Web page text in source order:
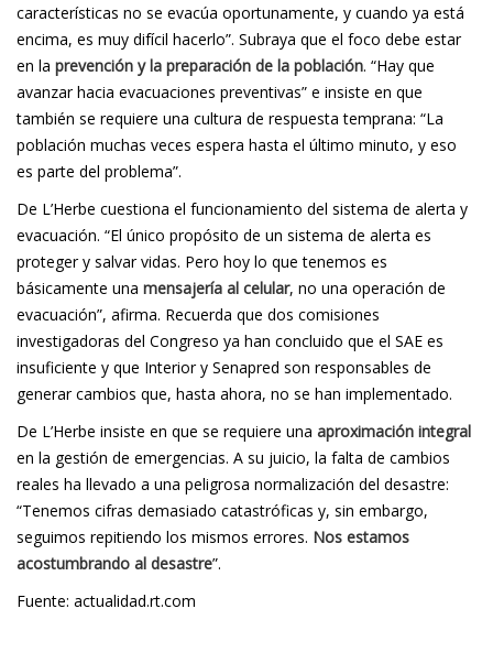
características no se evacúa oportunamente, y cuando ya está
encima, es muy difícil hacerlo”. Subraya que el foco debe estar
en la prevención y la preparación de la población. “Hay que
avanzar hacia evacuaciones preventivas” e insiste en que
también se requiere una cultura de respuesta temprana: “La
población muchas veces espera hasta el último minuto, y eso
es parte del problema”.
De L’Herbe cuestiona el funcionamiento del sistema de alerta y
evacuación. “El único propósito de un sistema de alerta es
proteger y salvar vidas. Pero hoy lo que tenemos es
básicamente una mensajería al celular, no una operación de
evacuación”, afirma. Recuerda que dos comisiones
investigadoras del Congreso ya han concluido que el SAE es
insuficiente y que Interior y Senapred son responsables de
generar cambios que, hasta ahora, no se han implementado.
De L’Herbe insiste en que se requiere una aproximación integral
en la gestión de emergencias. A su juicio, la falta de cambios
reales ha llevado a una peligrosa normalización del desastre:
“Tenemos cifras demasiado catastróficas y, sin embargo,
seguimos repitiendo los mismos errores. Nos estamos
acostumbrando al desastre”.
Fuente: actualidad.rt.com